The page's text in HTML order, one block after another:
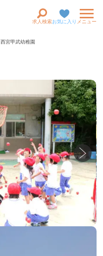
求人検索お気に入り メニュー
西宮甲武幼稚園